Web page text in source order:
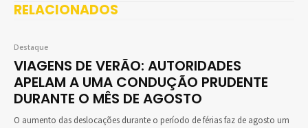
RELACIONADOS
Destaque
VIAGENS DE VERÃO: AUTORIDADES
APELAM A UMA CONDUÇÃO PRUDENTE
DURANTE O MÊS DE AGOSTO
O aumento das deslocações durante o período de férias faz de agosto um